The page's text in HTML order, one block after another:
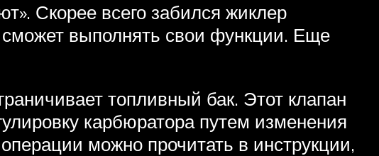
Скорее всего забился жиклер
сможет выполнять свои функции. Еще
топливный бак. Этот клапан
карбюратора путем изменения
можно прочитать в инструкции,